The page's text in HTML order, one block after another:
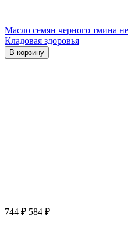
Масло семян черного тмина
Кладовая здоровья
В корзину
744 ₽ 584 ₽